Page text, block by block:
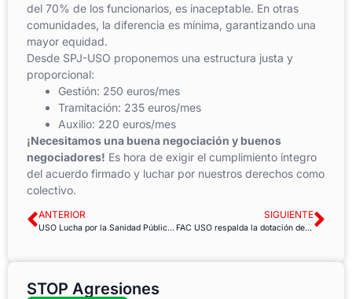
del 70% de los funcionarios, es inaceptable. En otras
comunidades, la diferencia es mínima, garantizando una
mayor equidad.
Desde SPJ-USO proponemos una estructura justa y
proporcional:
Gestión: 250 euros/mes
Tramitación: 235 euros/mes
Auxilio: 220 euros/mes
¡Necesitamos una buena negociación y buenos
negociadores! Es hora de exigir el cumplimiento íntegro
del acuerdo firmado y luchar por nuestros derechos como
colectivo.
ANTERIOR
USO Lucha por la Sanidad Pública y la Transparencia en la Contratación en Andalucía
SIGUIENTE
FAC USO respalda la dotación de seguridad en las oficinas del SEPE en Calahorra
STOP Agresiones